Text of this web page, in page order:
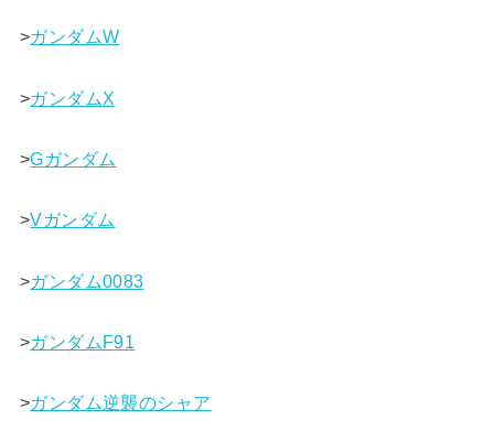
>ガンダムW
>ガンダムX
>Gガンダム
>Vガンダム
>ガンダム0083
>ガンダムF91
>ガンダム逆襲のシャア